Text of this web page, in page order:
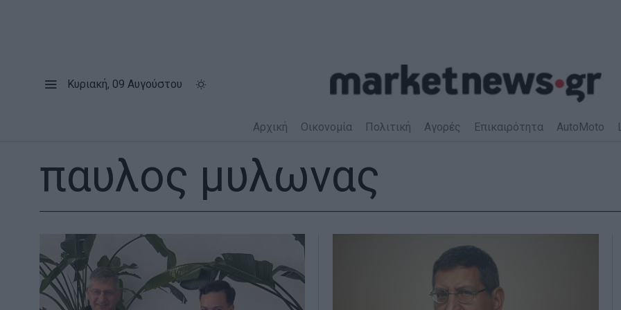
Κυριακή, 09 Αυγούστου
Αρχική Οικονομία Πολιτική Αγορές Επικαιρότητα AutoMoto
παυλος μυλωνας